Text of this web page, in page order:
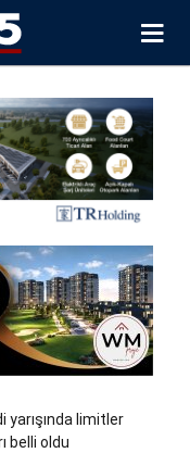
yarışında limitler
belli oldu